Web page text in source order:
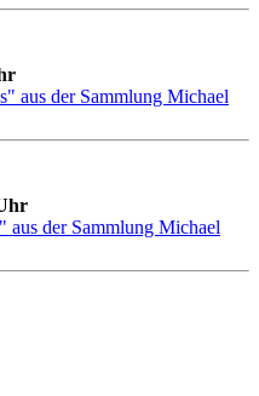
aus der Sammlung Michael
aus der Sammlung Michael